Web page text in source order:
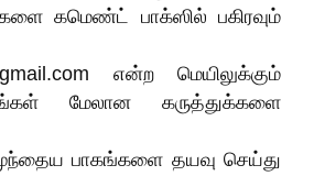
கமெண்ட் பாக்ஸில் பகிரவும்
என்ற மெயிலுக்கும்
மேலான கருத்துக்களை
பாகங்களை தயவு செய்து